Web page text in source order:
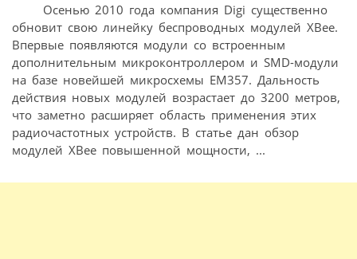
Осенью 2010 года компания Digi существенно
обновит свою линейку беспроводных модулей XBee.
Впервые появляются модули со встроенным
дополнительным микроконтроллером и SMD-модули
на базе новейшей микросхемы EM357. Дальность
действия новых модулей возрастает до 3200 метров,
что заметно расширяет область применения этих
радиочастотных устройств. В статье дан обзор
модулей XBee повышенной мощности, ...